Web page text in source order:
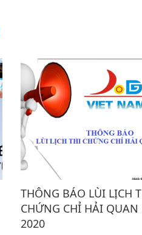
THÔNG BÁO LÙI LỊCH
CHỨNG CHỈ HẢI QUAN
2020